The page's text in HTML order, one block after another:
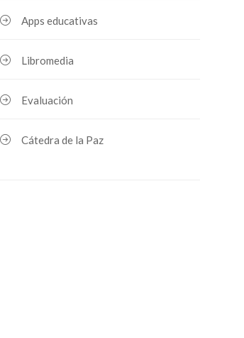
Apps educativas
Libromedia
Evaluación
Cátedra de la Paz